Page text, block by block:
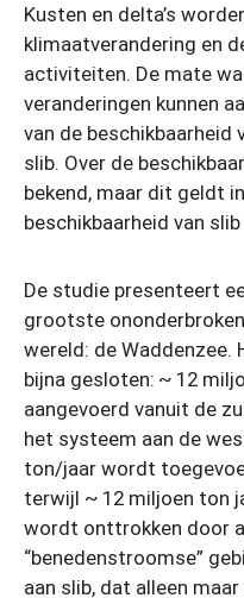
Kusten en delta’s
klimaatverandering en
activiteiten. De mate
veranderingen kunnen
van de beschikbaarheid
slib. Over de
bekend, maar dit geldt
beschikbaarheid van slib
De studie presenteert
grootste
wereld: de
bijna gesloten: ~ 12
aangevoerd vanuit de
het systeem aan de
ton/jaar wordt
terwijl ~ 12 miljoen ton
wordt onttrokken door
“benedenstroomse”
aan slib, dat alleen